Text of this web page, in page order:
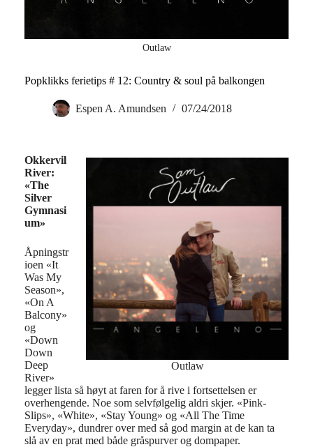
Outlaw
Popklikks ferietips # 12: Country & soul på balkongen
Espen A. Amundsen 07/24/2018
Outlaw
Okkervil
River:
«The
Silver
Gymnasi
um»
Åpningstr
ioen «It
Was My
Season»,
«On A
Balcony»
og
«Down
Down
Deep
River»
legger lista så høyt at faren for å rive i fortsettelsen er
overhengende. Noe som selvfølgelig aldri skjer. «Pink-
Slips», «White», «Stay Young» og «All The Time
Everyday», dundrer over med så god margin at de kan ta
slå av en prat med både gråspurver og dompaper.